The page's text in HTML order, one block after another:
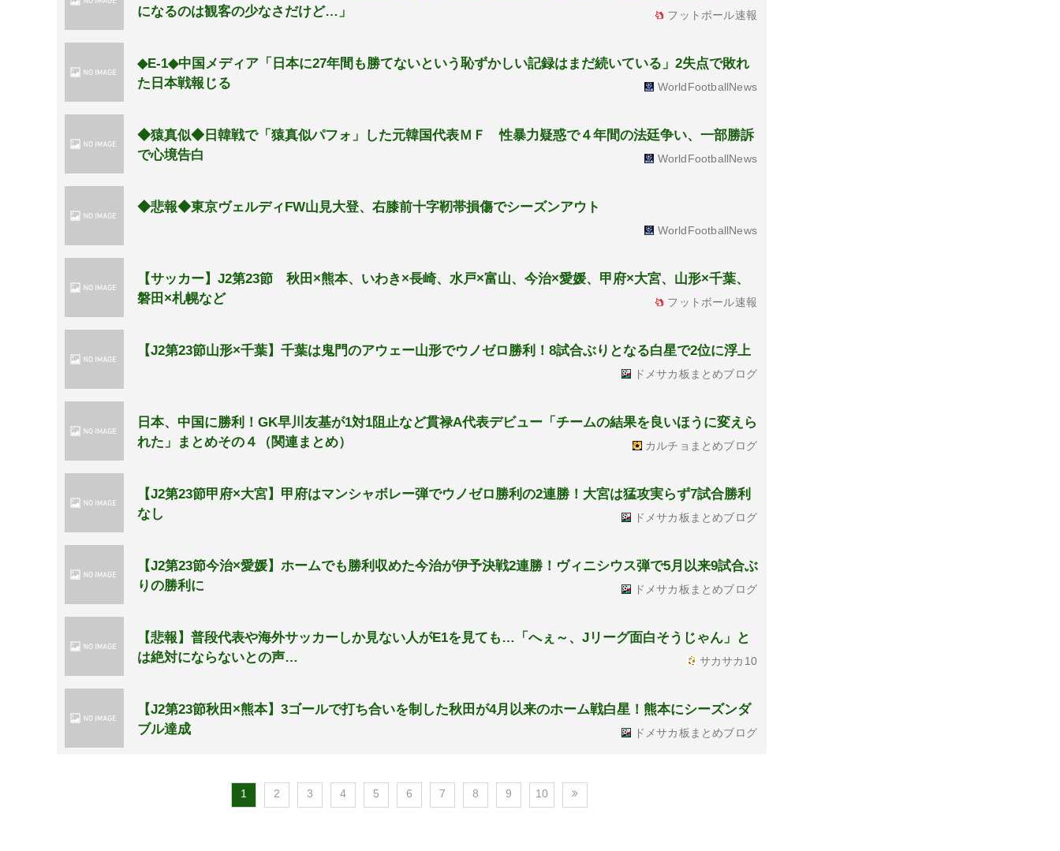
になるのは観客の少なさだけど…」
フットボール速報
◆E-1◆中国メディア「日本に27年間も勝てないという恥ずかしい記録はまだ続いている」2失点で敗れ
た日本戦報じる
WorldFootballNews
◆猿真似◆日韓戦で「猿真似パフォ」した元韓国代表ＭＦ 性暴力疑惑で４年間の法廷争い、一部勝訴
で心境告白
WorldFootballNews
◆悲報◆東京ヴェルディFW山見大登、右膝前十字靭帯損傷でシーズンアウト
WorldFootballNews
【サッカー】J2第23節 秋田×熊本、いわき×長崎、水戸×富山、今治×愛媛、甲府×大宮、山形×千葉、
磐田×札幌など
フットボール速報
【J2第23節山形×千葉】千葉は鬼門のアウェー山形でウノゼロ勝利！8試合ぶりとなる白星で2位に浮上
ドメサカ板まとめブログ
日本、中国に勝利！GK早川友基が1対1阻止など貫禄A代表デビュー「チームの結果を良いほうに変えら
れた」まとめその４（関連まとめ）
カルチョまとめブログ
【J2第23節甲府×大宮】甲府はマンシャボレー弾でウノゼロ勝利の2連勝！大宮は猛攻実らず7試合勝利
なし
ドメサカ板まとめブログ
【J2第23節今治×愛媛】ホームでも勝利収めた今治が伊予決戦2連勝！ヴィニシウス弾で5月以来9試合ぶ
りの勝利に
ドメサカ板まとめブログ
【悲報】普段代表や海外サッカーしか見ない人がE1を見ても…「へぇ～、Jリーグ面白そうじゃん」と
は絶対にならないとの声…
サカサカ10
【J2第23節秋田×熊本】3ゴールで打ち合いを制した秋田が4月以来のホーム戦白星！熊本にシーズンダ
ブル達成
ドメサカ板まとめブログ
1 2 3 4 5 6 7 8 9 10